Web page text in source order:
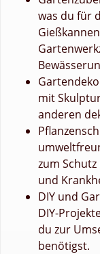
was du für
mit
anderen
zum
und
DIY und
DIY-
du zur
benötigst.